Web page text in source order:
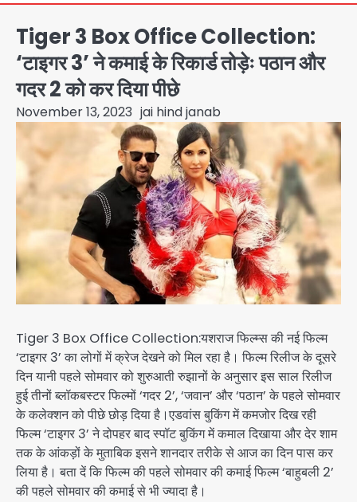
Tiger 3 Box Office Collection:
‘टाइगर 3’ ने कमाई के रिकार्ड तोड़ेः पठान और
गदर 2 को कर दिया पीछे
November 13, 2023 jai hind janab
Tiger 3 Box Office Collection:यशराज फिल्म्स की नई फिल्म
‘टाइगर 3’ का लोगों में क्रेज देखने को मिल रहा है। फिल्म रिलीज के दूसरे
दिन यानी पहले सोमवार को शुरुआती रुझानों के अनुसार इस साल रिलीज
हुई तीनों ब्लॉकबस्टर फिल्मों ‘गदर 2’, ‘जवान’ और ‘पठान’ के पहले सोमवार
के कलेक्शन को पीछे छोड़ दिया है।एडवांस बुकिंग में कमजोर दिख रही
फिल्म ‘टाइगर 3’ ने दोपहर बाद स्पॉट बुकिंग में कमाल दिखाया और देर शाम
तक के आंकड़ों के मुताबिक इसने शानदार तरीके से आज का दिन पास कर
लिया है। बता दें कि फिल्म की पहले सोमवार की कमाई फिल्म ‘बाहुबली 2’
की पहले सोमवार की कमाई से भी ज्यादा है।